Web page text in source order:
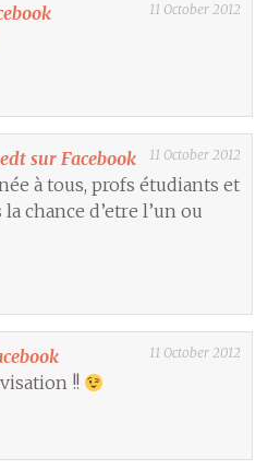
11 October 2012
sur Facebook 11 October 2012
à tous, profs étudiants et
chance d’etre l’un ou
11 October 2012
!!